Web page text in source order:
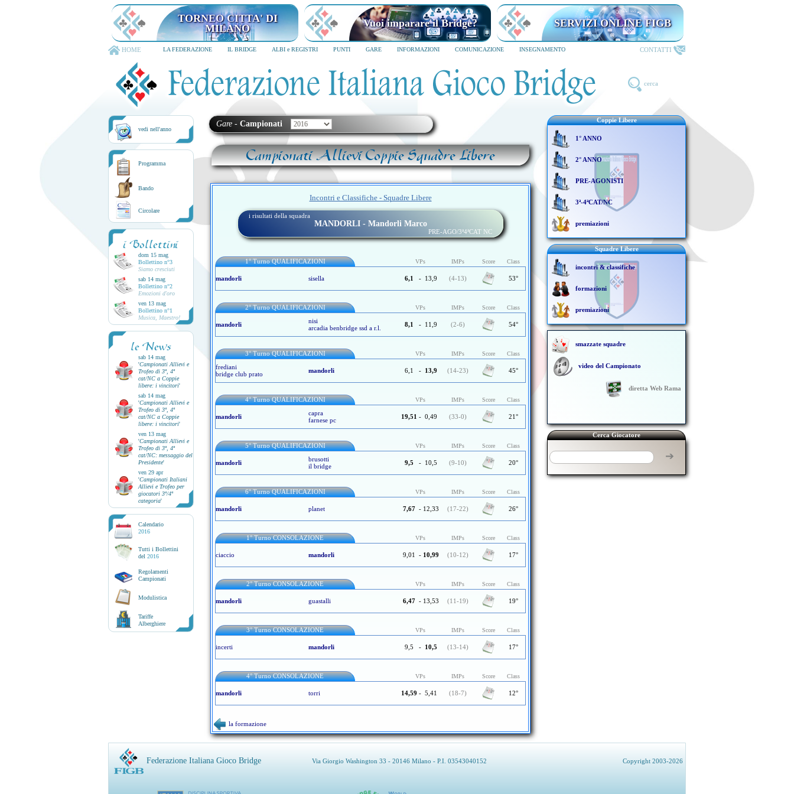
TORNEO CITTA' DI
MILANO
Vuoi imparare il Bridge? SERVIZI ONLINE FIGB
HOME LA FEDERAZIONE IL BRIDGE ALBI e REGISTRI PUNTI GARE INFORMAZIONI COMUNICAZIONE INSEGNAMENTO CONTATTI
cerca
vedi nell'anno
Programma
Bando
Circolare
i Bollettini
dom 15 mag
Bollettino n°3
Siamo cresciuti
sab 14 mag
Bollettino n°2
Emozioni d'oro
ven 13 mag
Bollettino n°1
Musica, Maestro!
le News
sab 14 mag
'Campionati Allievi e
Trofeo di 3ª, 4ª
cat/NC a Coppie
libere: i vincitori'
sab 14 mag
'Campionati Allievi e
Trofeo di 3ª, 4ª
cat/NC a Coppie
libere: i vincitori'
ven 13 mag
'Campionati Allievi e
Trofeo di 3ª, 4ª
cat/NC: messaggio del
Presidente'
ven 29 apr
'Campionati Italiani
Allievi e Trofeo per
giocatori 3ª/4ª
categoria'
Calendario
2016
Tutti i Bollettini
del 2016
Regolamenti
Campionati
Modulistica
Tariffe
Alberghiere
Gare - Campionati
Campionati Allievi Coppie Squadre Libere
Incontri e Classifiche - Squadre Libere
i risultati della squadra
MANDORLI - Mandorli Marco
PRE-AGO/3ª4ªCAT NC
1° Turno QUALIFICAZIONI VPs IMPs Score Class
mandorli sisella 6,1 - 13,9 (4-13) 53°
2° Turno QUALIFICAZIONI VPs IMPs Score Class
mandorli
nisi
arcadia benbridge ssd a r.l.
8,1 - 11,9 (2-6) 54°
3° Turno QUALIFICAZIONI VPs IMPs Score Class
frediani
bridge club prato
mandorli 6,1 - 13,9 (14-23) 45°
4° Turno QUALIFICAZIONI VPs IMPs Score Class
mandorli
capra
farnese pc
19,51 - 0,49 (33-0) 21°
5° Turno QUALIFICAZIONI VPs IMPs Score Class
mandorli
brusotti
il bridge
9,5 - 10,5 (9-10) 20°
6° Turno QUALIFICAZIONI VPs IMPs Score Class
mandorli planet 7,67 - 12,33 (17-22) 26°
1° Turno CONSOLAZIONE VPs IMPs Score Class
ciaccio mandorli 9,01 - 10,99 (10-12) 17°
2° Turno CONSOLAZIONE VPs IMPs Score Class
mandorli guastalli 6,47 - 13,53 (11-19) 19°
3° Turno CONSOLAZIONE VPs IMPs Score Class
incerti mandorli 9,5 - 10,5 (13-14) 17°
4° Turno CONSOLAZIONE VPs IMPs Score Class
mandorli torri 14,59 - 5,41 (18-7) 12°
la formazione
Coppie Libere
1° ANNO
2° ANNO
PRE-AGONISTI
3ª-4ªCAT/NC
premiazioni
Squadre Libere
incontri & classifiche
formazioni
premiazioni
smazzate squadre
video del Campionato
diretta Web Rama
Cerca Giocatore
➔
Federazione Italiana Gioco Bridge Via Giorgio Washington 33 - 20146 Milano - P.I. 03543040152 Copyright 2003-2026